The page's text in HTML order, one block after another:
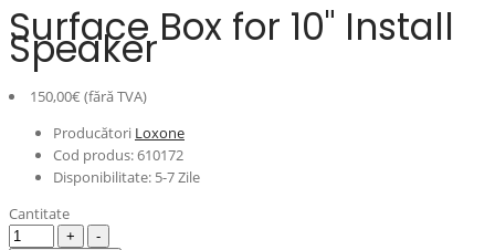
Surface Box for 10" Install
Speaker
150,00€ (fără TVA)
Producători Loxone
Cod produs:610172
Disponibilitate: 5-7 Zile
Cantitate